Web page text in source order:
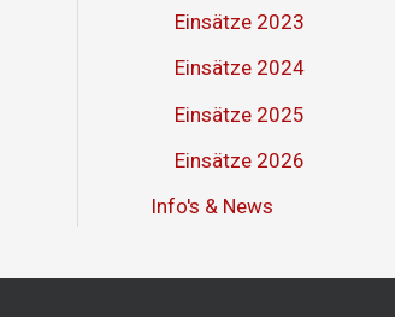
Einsätze 2023
Einsätze 2024
Einsätze 2025
Einsätze 2026
Info's & News